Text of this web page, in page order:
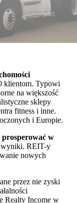
klientom. Typowi
na większość
sklepy
fitness i inne.
i Europie.
prosperować w
wyniki. REIT-y
nowych
przez nie zyski
Realty Income w